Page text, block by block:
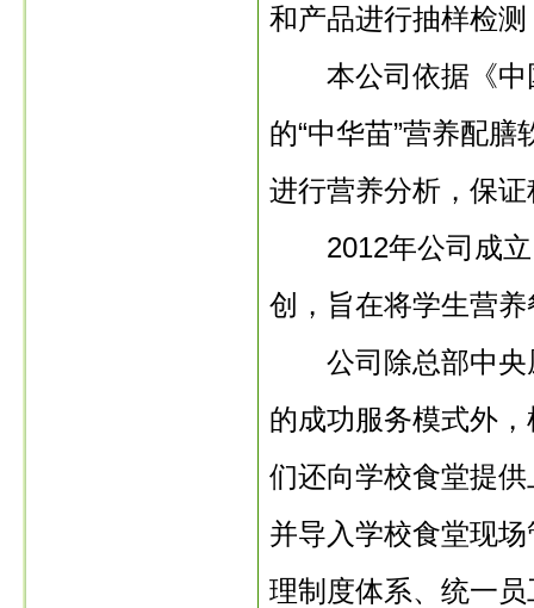
和产品进行抽样检
本公司依据《中
的“中华苗”营养配
进行营养分析，保
2012年公司成立
创，旨在将学生营
公司除总部中央
的成功服务模式外
们还向学校食堂提
并导入学校食堂现
理制度体系、统一